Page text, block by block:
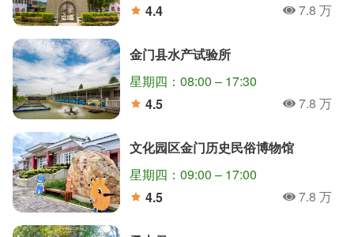
4.4
人氣7.8 万
金门县水产试验所
星期四：08:00 – 17:30
4.5
人氣7.8 万
文化园区金门历史民俗博物馆
星期四：09:00 – 17:00
4.5
人氣7.8 万